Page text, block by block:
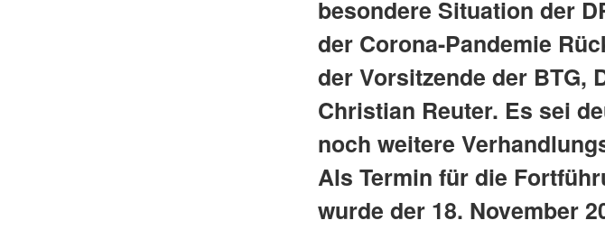
besondere Situation der
der Corona-Pandemie
der Vorsitzende der BTG,
Christian Reuter. Es sei
noch weitere
Als Termin für die
wurde der 18. November